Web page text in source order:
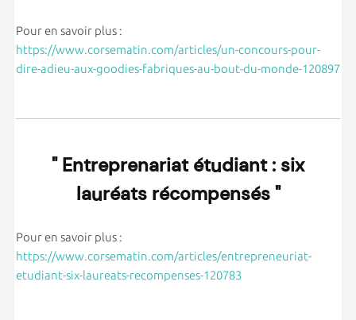
Pour en savoir plus :
https://www.corsematin.com/articles/un-concours-pour-
dire-adieu-aux-goodies-fabriques-au-bout-du-monde-120897
" Entreprenariat étudiant : six
lauréats récompensés "
Pour en savoir plus :
https://www.corsematin.com/articles/entrepreneuriat-
etudiant-six-laureats-recompenses-120783